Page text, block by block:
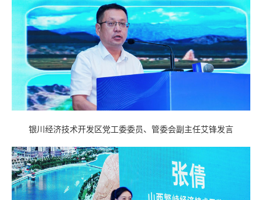
银川经济技术开发区党工委委员、管委会副主任艾锋发言